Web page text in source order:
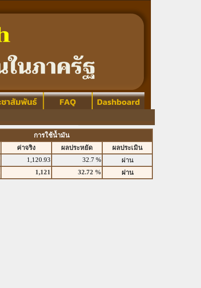
การใช้น้ำมัน
ค่าจริง ผลประหยัด
ผลประเมิน
1,120.93 32.7 %
ผ่าน
1,121 32.72 % ผ่าน